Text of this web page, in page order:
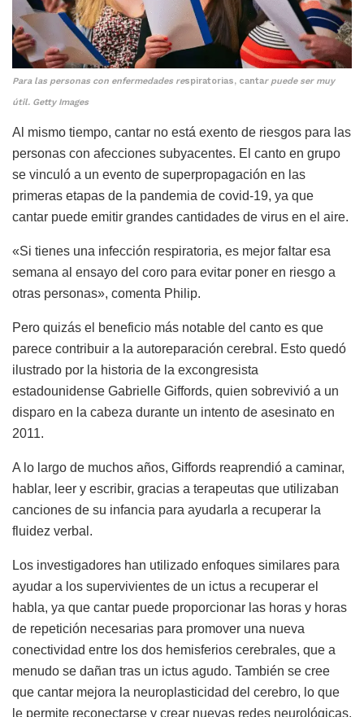
Para las personas con enfermedades respiratorias, cantar puede ser muy
útil. Getty Images
Al mismo tiempo, cantar no está exento de riesgos para las
personas con afecciones subyacentes. El canto en grupo
se vinculó a un evento de superpropagación en las
primeras etapas de la pandemia de covid-19, ya que
cantar puede emitir grandes cantidades de virus en el aire.
«Si tienes una infección respiratoria, es mejor faltar esa
semana al ensayo del coro para evitar poner en riesgo a
otras personas», comenta Philip.
Pero quizás el beneficio más notable del canto es que
parece contribuir a la autoreparación cerebral. Esto quedó
ilustrado por la historia de la excongresista
estadounidense Gabrielle Giffords, quien sobrevivió a un
disparo en la cabeza durante un intento de asesinato en
2011.
A lo largo de muchos años, Giffords reaprendió a caminar,
hablar, leer y escribir, gracias a terapeutas que utilizaban
canciones de su infancia para ayudarla a recuperar la
fluidez verbal.
Los investigadores han utilizado enfoques similares para
ayudar a los supervivientes de un ictus a recuperar el
habla, ya que cantar puede proporcionar las horas y horas
de repetición necesarias para promover una nueva
conectividad entre los dos hemisferios cerebrales, que a
menudo se dañan tras un ictus agudo. También se cree
que cantar mejora la neuroplasticidad del cerebro, lo que
le permite reconectarse y crear nuevas redes neurológicas.